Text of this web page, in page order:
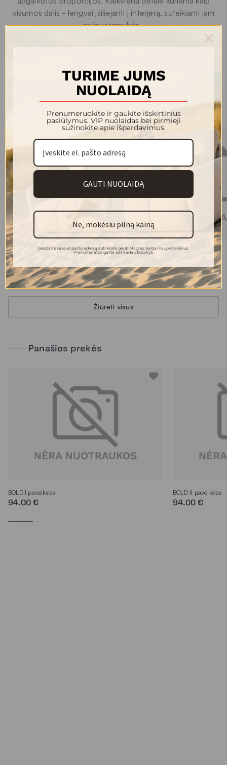
visumos dalis - lengvai įsiliejanti į interjerą, suteikianti jam
gylio ir ramybės.
Tai akcentai, kurie neužgožia - jie papildo. Subtilūs,
Kolekcijos modeliai
ILSA vaza
42.00 € 54.00 €
Žiūrėti visus
Panašios prekės
BOLD I paveikslas
94.00 €
BOLD II paveikslas
94.00 €
TURIME JUMS
NUOLAIDĄ
Prenumeruokite ir gaukite išskirtinius
pasiūlymus, VIP nuolaidas bei pirmieji
sužinokite apie išpardavimus.
GAUTI NUOLAIDĄ
Ne, mokėsiu pilną kainą
Įvesdami savo el.pašto adresą sutinkate gauti Magrės baldai naujienlaiškius.
Prenumeratos galite bet kada atsisakyti.